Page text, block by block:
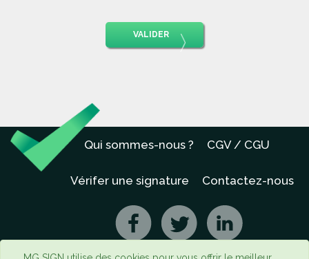
VALIDER
Qui sommes-nous ? CGV / CGU
Vérifer une signature Contactez-nous